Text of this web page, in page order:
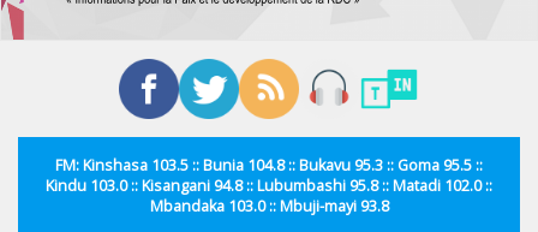
FM: Kinshasa 103.5 :: Bunia 104.8 :: Bukavu 95.3 :: Goma 95.5 ::
Kindu 103.0 :: Kisangani 94.8 :: Lubumbashi 95.8 :: Matadi 102.0 ::
Mbandaka 103.0 :: Mbuji-mayi 93.8